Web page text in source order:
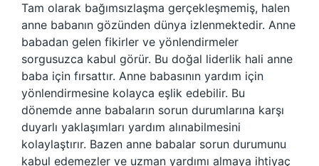
Tam olarak bağımsızlaşma gerçekleşmemiş, halen
anne babanın gözünden dünya izlenmektedir. Anne
babadan gelen fikirler ve yönlendirmeler
sorgusuzca kabul görür. Bu doğal liderlik hali anne
baba için fırsattır. Anne babasının yardım için
yönlendirmesine kolayca eşlik edebilir. Bu
dönemde anne babaların sorun durumlarına karşı
duyarlı yaklaşımları yardım alınabilmesini
kolaylaştırır. Bazen anne babalar sorun durumunu
kabul edemezler ve uzman yardımı almaya ihtiyaç